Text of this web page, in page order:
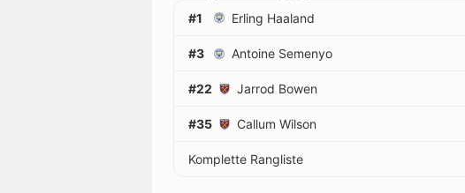
#1 Erling Haaland
#3 Antoine Semenyo
#22 Jarrod Bowen
#35 Callum Wilson
Komplette Rangliste